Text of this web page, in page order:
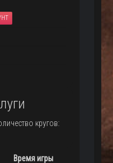
кругов:
Время игры